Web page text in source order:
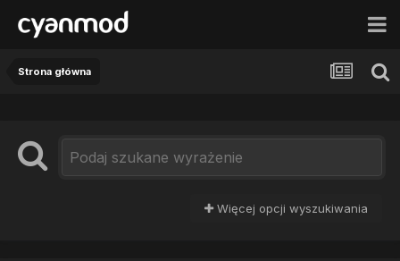
Strona główna
Więcej opcji wyszukiwania